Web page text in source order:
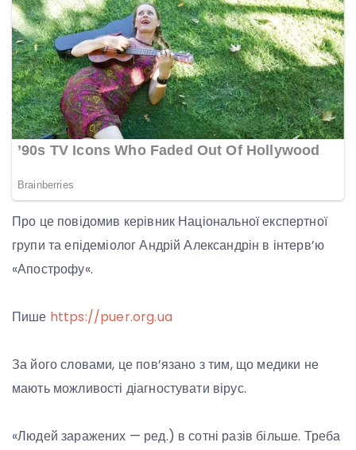
Про це повідомив керівник Національної експертної
групи та епідеміолог Андрій Александрін в інтерв’ю
«Апострофу«.
Пише https://puer.org.ua
За його словами, це пов’язано з тим, що медики не
мають можливості діагностувати вірус.
«Людей заражених — ред.) в сотні разів більше. Треба